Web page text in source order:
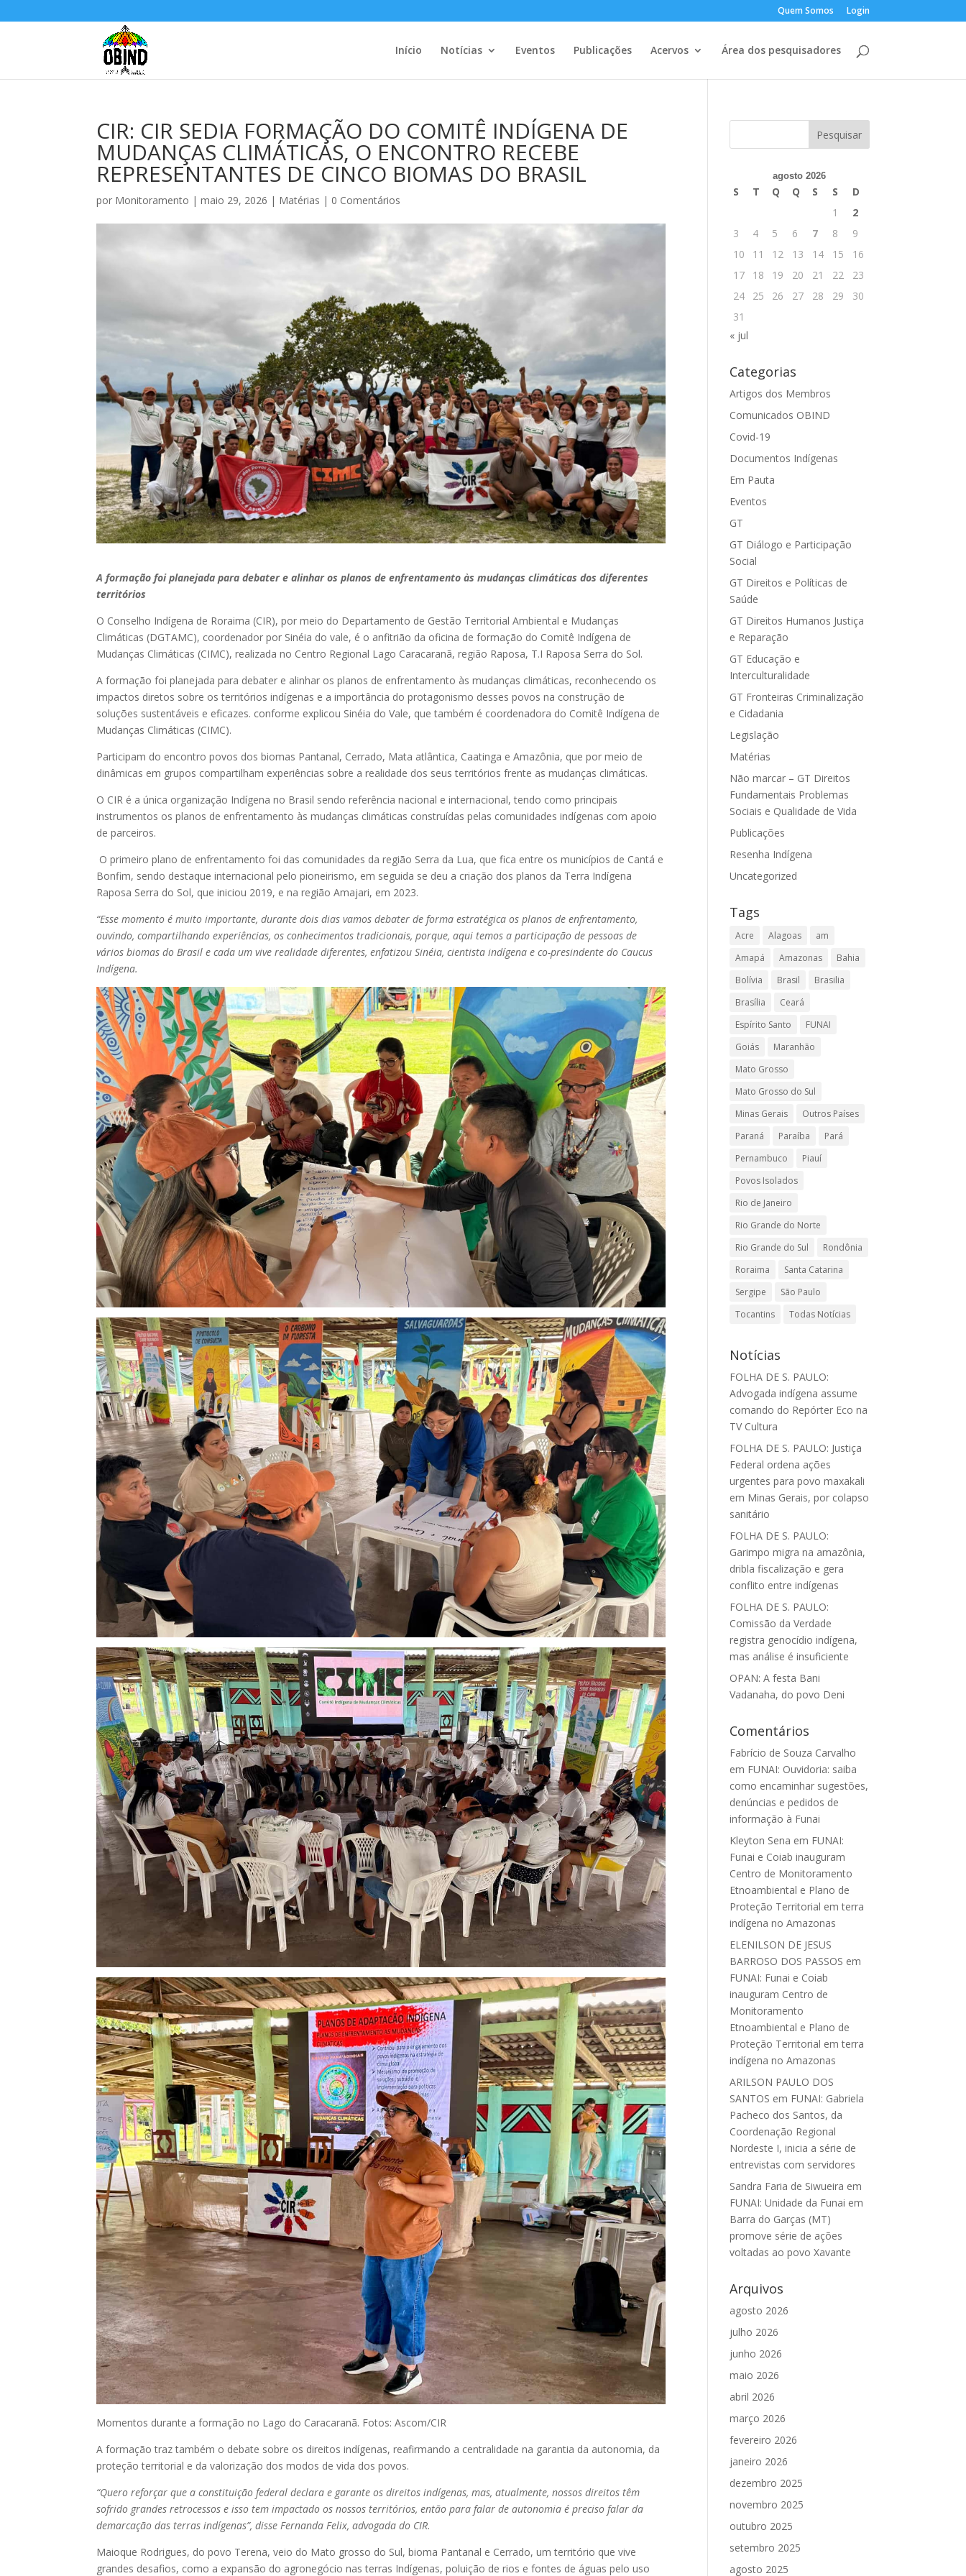
Quem Somos Login
Início Notícias Eventos Publicações Acervos Área dos pesquisadores
CIR: CIR SEDIA FORMAÇÃO DO COMITÊ INDÍGENA DE
MUDANÇAS CLIMÁTICAS, O ENCONTRO RECEBE
REPRESENTANTES DE CINCO BIOMAS DO BRASIL
por Monitoramento |maio 29, 2026 | Matérias | 0 Comentários
A formação foi planejada para debater e alinhar os planos de enfrentamento às mudanças climáticas dos diferentes
territórios
O Conselho Indígena de Roraima (CIR), por meio do Departamento de Gestão Territorial Ambiental e Mudanças
Climáticas (DGTAMC), coordenador por Sinéia do vale, é o anfitrião da oficina de formação do Comitê Indígena de
Mudanças Climáticas (CIMC), realizada no Centro Regional Lago Caracaranã, região Raposa, T.I Raposa Serra do Sol.
A formação foi planejada para debater e alinhar os planos de enfrentamento às mudanças climáticas, reconhecendo os
impactos diretos sobre os territórios indígenas e a importância do protagonismo desses povos na construção de
soluções sustentáveis e eficazes. conforme explicou Sinéia do Vale, que também é coordenadora do Comitê Indígena de
Mudanças Climáticas (CIMC).
Participam do encontro povos dos biomas Pantanal, Cerrado, Mata atlântica, Caatinga e Amazônia, que por meio de
dinâmicas em grupos compartilham experiências sobre a realidade dos seus territórios frente as mudanças climáticas.
O CIR é a única organização Indígena no Brasil sendo referência nacional e internacional, tendo como principais
instrumentos os planos de enfrentamento às mudanças climáticas construídas pelas comunidades indígenas com apoio
de parceiros.
O primeiro plano de enfrentamento foi das comunidades da região Serra da Lua, que fica entre os municípios de Cantá e
Bonfim, sendo destaque internacional pelo pioneirismo, em seguida se deu a criação dos planos da Terra Indígena
Raposa Serra do Sol, que iniciou 2019, e na região Amajari, em 2023.
“Esse momento é muito importante, durante dois dias vamos debater de forma estratégica os planos de enfrentamento,
ouvindo, compartilhando experiências, os conhecimentos tradicionais, porque, aqui temos a participação de pessoas de
vários biomas do Brasil e cada um vive realidade diferentes, enfatizou Sinéia, cientista indígena e co-presindente do Caucus
Indígena.
Momentos durante a formação no Lago do Caracaranã. Fotos: Ascom/CIR
A formação traz também o debate sobre os direitos indígenas, reafirmando a centralidade na garantia da autonomia, da
proteção territorial e da valorização dos modos de vida dos povos.
“Quero reforçar que a constituição federal declara e garante os direitos indígenas, mas, atualmente, nossos direitos têm
sofrido grandes retrocessos e isso tem impactado os nossos territórios, então para falar de autonomia é preciso falar da
demarcação das terras indígenas”, disse Fernanda Felix, advogada do CIR.
Maioque Rodrigues, do povo Terena, veio do Mato grosso do Sul, bioma Pantanal e Cerrado, um território que vive
grandes desafios, como a expansão do agronegócio nas terras Indígenas, poluição de rios e fontes de águas pelo uso
agosto 2026
S T Q Q S S
D
1
2
3
4 5 6 7 8
9
10
11 12 13 14 15
16
17
18 19 20 21 22
23
24
25 26 27 28 29
30
31
« jul
Categorias
Artigos dos Membros
Comunicados OBIND
Covid-19
Documentos Indígenas
Em Pauta
Eventos
GT
GT Diálogo e Participação
Social
GT Direitos e Políticas de
Saúde
GT Direitos Humanos Justiça
e Reparação
GT Educação e
Interculturalidade
GT Fronteiras Criminalização
e Cidadania
Legislação
Matérias
Não marcar – GT Direitos
Fundamentais Problemas
Sociais e Qualidade de Vida
Publicações
Resenha Indígena
Uncategorized
Tags
Acre Alagoas
am
Amapá
Amazonas
Bahia
Bolívia
Brasil
Brasilia
Brasília
Ceará
Espírito Santo
FUNAI
Goiás
Maranhão
Mato Grosso
Mato Grosso do Sul
Minas Gerais
Outros Países
Paraná
Paraíba
Pará
Pernambuco
Piauí
Povos Isolados
Rio de Janeiro
Rio Grande do Norte
Rio Grande do Sul
Rondônia
Roraima
Santa Catarina
Sergipe
São Paulo
Tocantins
Todas Notícias
Notícias
FOLHA DE S. PAULO:
Advogada indígena assume
comando do Repórter Eco na
TV Cultura
FOLHA DE S. PAULO: Justiça
Federal ordena ações
urgentes para povo maxakali
em Minas Gerais, por colapso
sanitário
FOLHA DE S. PAULO:
Garimpo migra na amazônia,
dribla fiscalização e gera
conflito entre indígenas
FOLHA DE S. PAULO:
Comissão da Verdade
registra genocídio indígena,
mas análise é insuficiente
OPAN: A festa Bani
Vadanaha, do povo Deni
Comentários
Fabrício de Souza Carvalho
em FUNAI: Ouvidoria: saiba
como encaminhar sugestões,
denúncias e pedidos de
informação à Funai
Kleyton Sena em FUNAI:
Funai e Coiab inauguram
Centro de Monitoramento
Etnoambiental e Plano de
Proteção Territorial em terra
indígena no Amazonas
ELENILSON DE JESUS
BARROSO DOS PASSOS em
FUNAI: Funai e Coiab
inauguram Centro de
Monitoramento
Etnoambiental e Plano de
Proteção Territorial em terra
indígena no Amazonas
ARILSON PAULO DOS
SANTOS em FUNAI: Gabriela
Pacheco dos Santos, da
Coordenação Regional
Nordeste I, inicia a série de
entrevistas com servidores
Sandra Faria de Siwueira em
FUNAI: Unidade da Funai em
Barra do Garças (MT)
promove série de ações
voltadas ao povo Xavante
Arquivos
agosto 2026
julho 2026
junho 2026
maio 2026
abril 2026
março 2026
fevereiro 2026
janeiro 2026
dezembro 2025
novembro 2025
outubro 2025
setembro 2025
agosto 2025